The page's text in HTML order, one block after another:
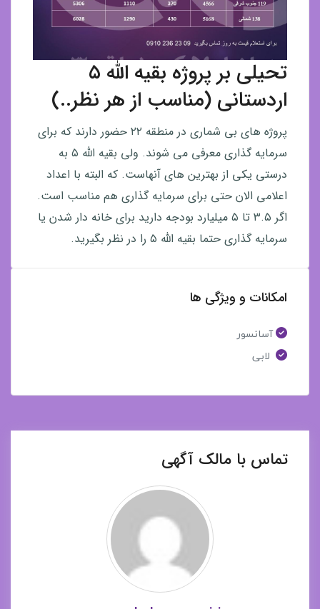
تحیلی بر پروژه بقیه الله ۵
اردستانی (مناسب از هر نظر..)
پروژه های بی شماری در منطقه ۲۲ حضور دارند که برای
سرمایه گذاری معرفی می شوند. ولی بقیه الله ۵ به
درستی یکی از بهترین های آنهاست. که البته با اعداد
اعلامی الان حتی برای سرمایه گذاری هم مناسب است.
اگر ۳.۵ تا ۵ میلیارد بودجه دارید برای خانه دار شدن یا
سرمایه گذاری حتما بقیه الله ۵ را در نظر بگیرید.
امکانات و ویژگی ها
آسانسور
لابی
تماس با مالک آگهی